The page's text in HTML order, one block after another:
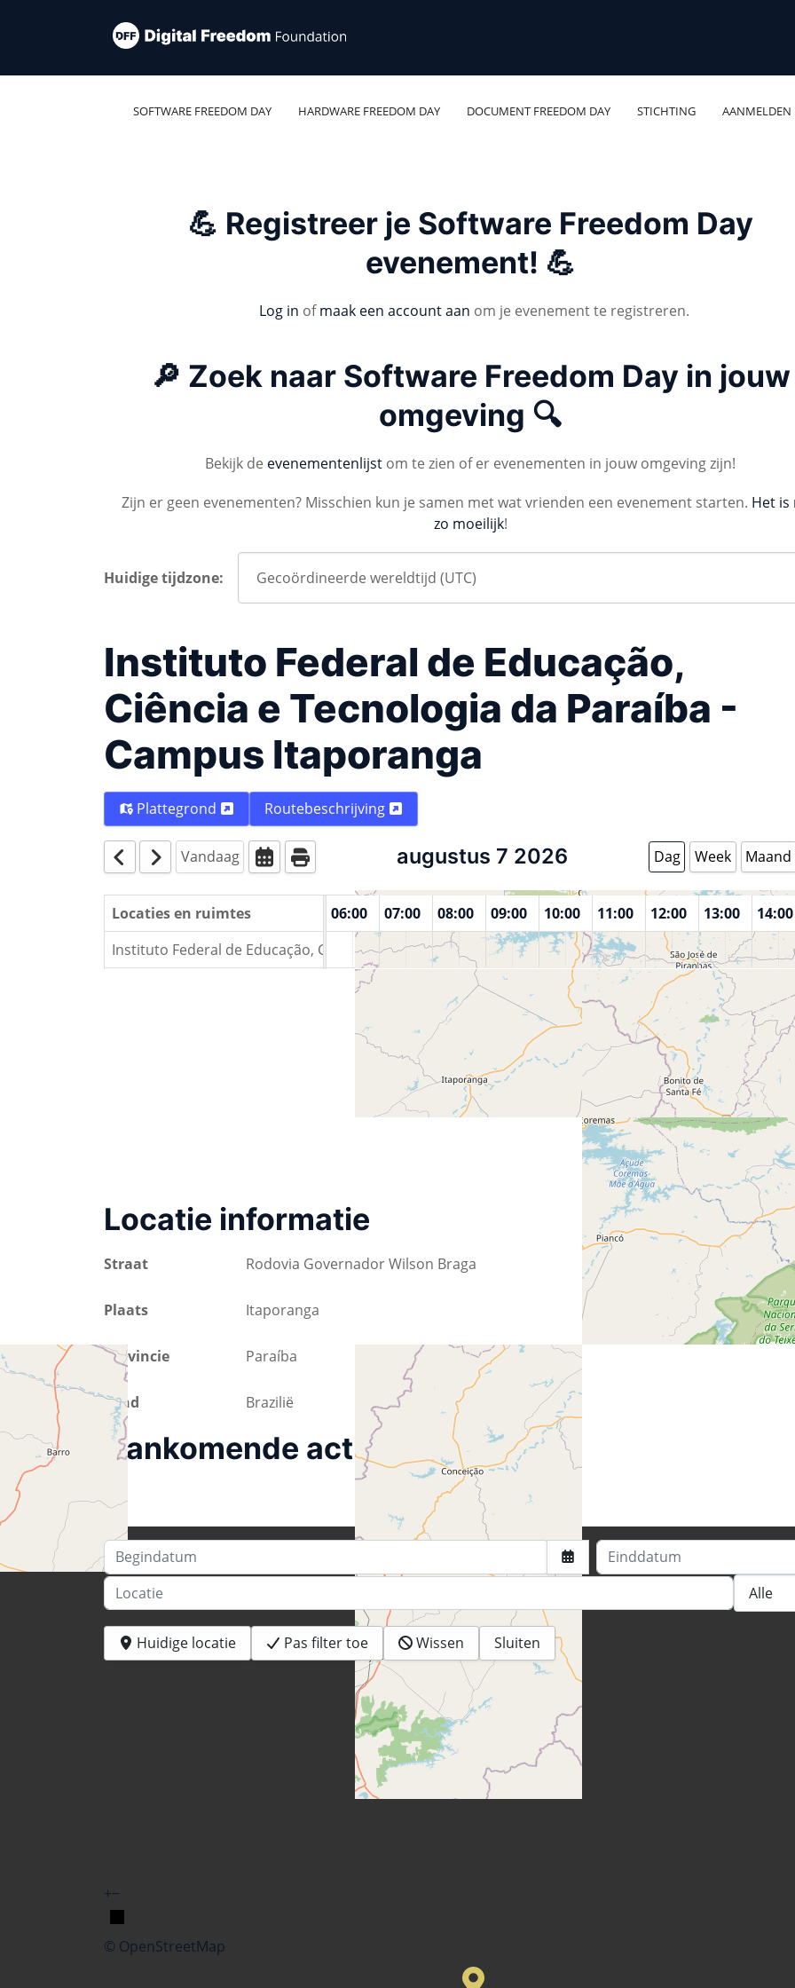
SOFTWARE FREEDOM DAY HARDWARE FREEDOM DAY DOCUMENT FREEDOM DAY STICHTING AANMELDEN
💪 Registreer je Software Freedom Day
evenement! 💪
Log in ofmaak een account aan om je evenement te registreren.
🔎 Zoek naar Software Freedom Day in jouw
omgeving 🔍
Bekijk de evenementenlijst om te zien of er evenementen in jouw omgeving zijn!
Zijn er geen evenementen? Misschien kun je samen met wat vrienden een evenement starten. Het is
zo moeilijk!
Huidige tijdzone:
Instituto Federal de Educação,
Ciência e Tecnologia da Paraíba -
Campus Itaporanga
Plattegrond Routebeschrijving
Vandaag augustus 7 2026 Dag Week Maand
Locaties en ruimtes
02:00 03:00 04:00 06:00 07:00 08:00 09:00 10:00 11:00 12:00 13:00 14:00
Instituto Federal de Educação, Ciência e Tecnologia da Paraíba - Campus Itaporanga
+−
© OpenStreetMap
Locatie informatie
Straat Rodovia Governador Wilson Braga
Plaats Itaporanga
Provincie Paraíba
Land Brazilië
Aankomende activiteiten
Begindatum
Einddatum
Locatie
Huidige locatie Pas filter toe Wissen Sluiten